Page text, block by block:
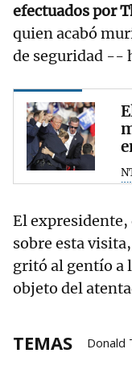
efectuados por
quien acabó
de seguridad --
El expresidente,
sobre esta
gritó al gentío a
objeto del
TEMAS Donald